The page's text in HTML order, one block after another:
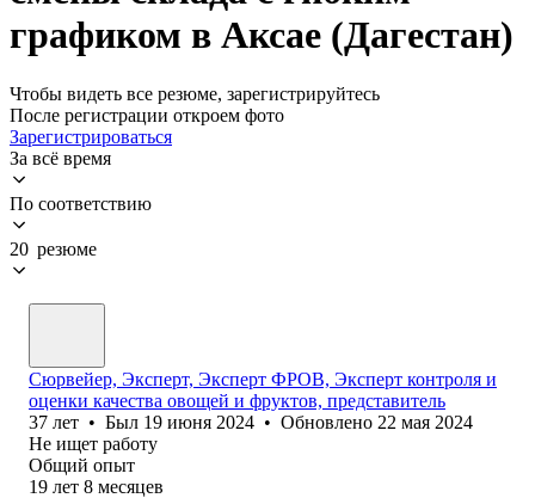
графиком в Аксае (Дагестан)
Чтобы видеть все резюме, зарегистрируйтесь
После регистрации откроем фото
Зарегистрироваться
За всё время
По соответствию
20 резюме
Сюрвейер, Эксперт, Эксперт ФРОВ, Эксперт контроля и
оценки качества овощей и фруктов, представитель
37 лет • Был 19 июня 2024 • Обновлено 22 мая 2024
Не ищет работу
Общий опыт
19 лет 8 месяцев